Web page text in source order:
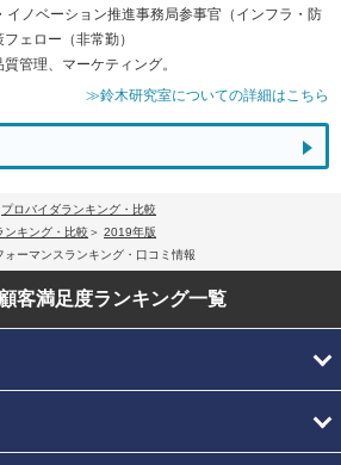
ノベーション推進事務局参事官（インフラ・防
ェロー（非常勤）
管理、マーケティング。
≫鈴木研究室についての詳細はこちら
プロバイダランキング・比較
ンキング・比較
2019年版
ーマンスランキング・口コミ情報
客満足度ランキング一覧